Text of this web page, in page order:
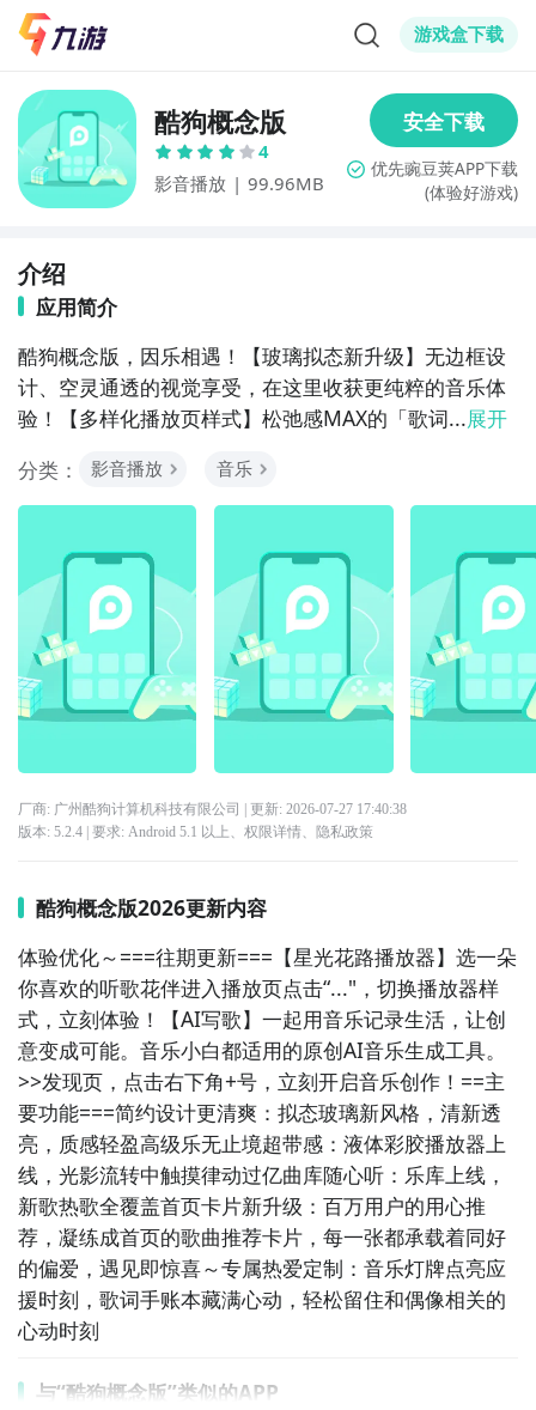
游戏盒下载
酷狗概念版
4
影音播放 | 99.96MB (体验好游戏)
介绍
应用简介
酷狗概念版，因乐相遇！【玻璃拟态新升级】无边框设
计、空灵通透的视觉享受，在这里收获更纯粹的音乐体
验！【多样化播放页样式】松弛感MAX的「歌词...展开
分类：
影音播放 音乐
厂商: 广州酷狗计算机科技有限公司 | 更新: 2026-07-27 17:40:38
版本: 5.2.4| 要求: Android 5.1 以上、 权限详情、 隐私政策
酷狗概念版2026更新内容
体验优化～===往期更新===【星光花路播放器】选一朵
你喜欢的听歌花伴进入播放页点击“..."，切换播放器样
式，立刻体验！【AI写歌】一起用音乐记录生活，让创
意变成可能。音乐小白都适用的原创AI音乐生成工具。
>>发现页，点击右下角+号，立刻开启音乐创作！==主
要功能===简约设计更清爽：拟态玻璃新风格，清新透
亮，质感轻盈高级乐无止境超带感：液体彩胶播放器上
线，光影流转中触摸律动过亿曲库随心听：乐库上线，
新歌热歌全覆盖首页卡片新升级：百万用户的用心推
荐，凝练成首页的歌曲推荐卡片，每一张都承载着同好
的偏爱，遇见即惊喜～专属热爱定制：音乐灯牌点亮应
援时刻，歌词手账本藏满心动，轻松留住和偶像相关的
心动时刻
与“酷狗概念版”类似的APP